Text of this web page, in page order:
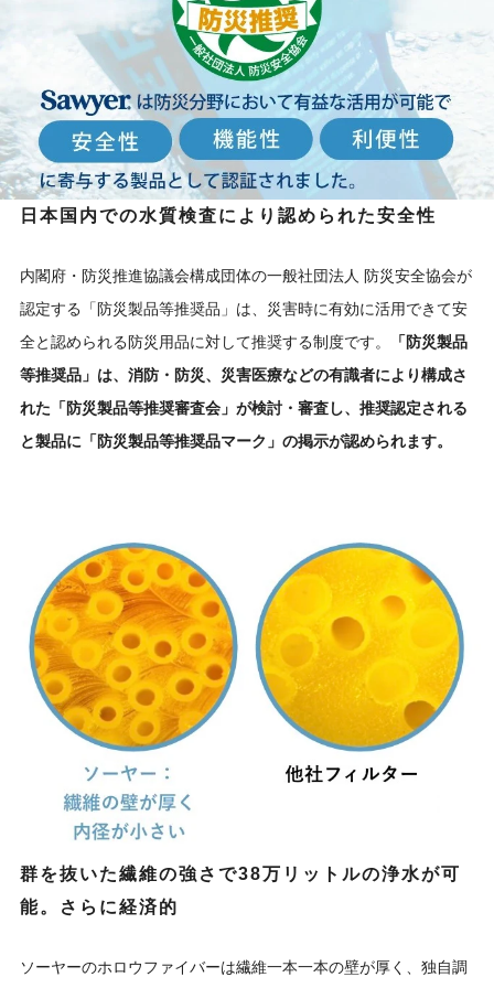
日本国内での水質検査により認められた安全性
内閣府・防災推進協議会構成団体の一般社団法人 防災安全協会が
認定する「防災製品等推奨品」は、災害時に有効に活用できて安
全と認められる防災用品に対して推奨する制度です。
「防災製品
等推奨品」は、消防・防災、災害医療などの有識者により構成さ
れた「防災製品等推奨審査会」が検討・審査し、推奨認定される
と製品に「防災製品等推奨品マーク」の掲示が認められます。
群を抜いた繊維の強さで38万リットルの浄水が可
能。さらに経済的
ソーヤーのホロウファイバーは繊維一本一本の壁が厚く、独自調